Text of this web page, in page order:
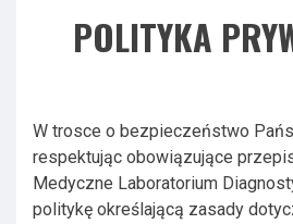
POLITYKA
W trosce o bezpieczeństwo
respektując obowiązujące
Medyczne Laboratorium
politykę określającą zasady